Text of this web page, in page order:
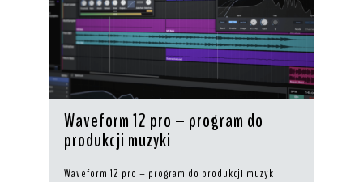
Waveform 12 pro – program do
produkcji muzyki
Waveform 12 pro – program do produkcji muzyki